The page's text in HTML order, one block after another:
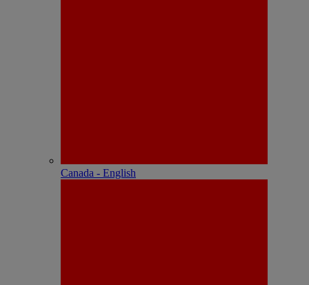
Canada - English